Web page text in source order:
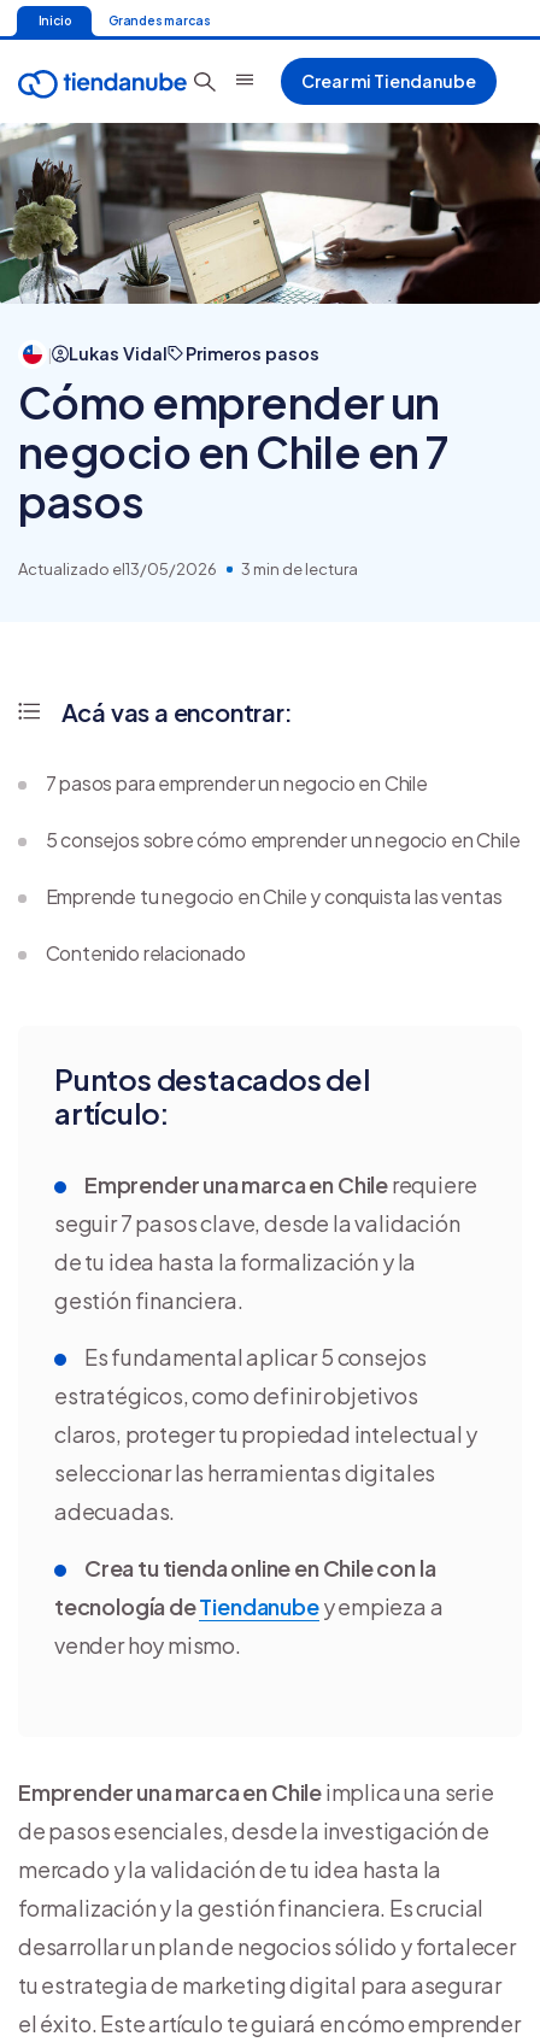
Inicio Grandes marcas
Crear mi Tiendanube
| Lukas Vidal Primeros pasos
Cómo emprender un
negocio en Chile en 7
pasos
Actualizado el13/05/2026 3 min de lectura
Puntos destacados del
artículo:
Emprender una marca en Chilerequiere
seguir 7 pasos clave, desde la validación
de tu idea hasta la formalización y la
gestión financiera.
Es fundamental aplicar 5 consejos
estratégicos, como definir objetivos
claros, proteger tu propiedad intelectual y
seleccionar las herramientas digitales
adecuadas.
Crea tu tienda online en Chile con la
tecnología deTiendanubey empieza a
vender hoy mismo.
Emprender una marca en Chileimplica una serie
de pasos esenciales, desde la investigación de
mercado y la validación de tu idea hasta la
formalización y la gestión financiera. Es crucial
desarrollar un plan de negocios sólido y fortalecer
tu estrategia de marketing digital para asegurar
el éxito. Este artículo te guiará en cómo emprender
Acá vas a encontrar:
7 pasos para emprender un negocio en Chile
5 consejos sobre cómo emprender un negocio en Chile
Emprende tu negocio en Chile y conquista las ventas
Contenido relacionado